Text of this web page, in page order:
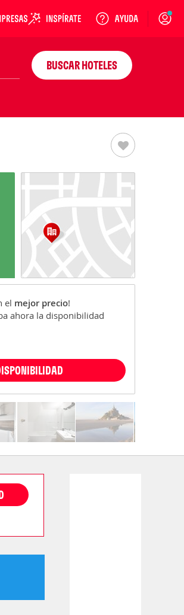
Login
BUSCAR HOTELES
el mejor precio!
ahora la disponibilidad